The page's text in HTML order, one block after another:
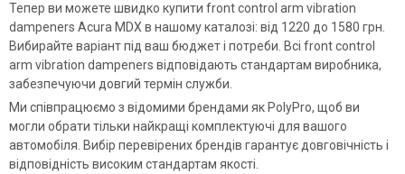
Тепер ви можете швидко купити front control arm vibration
dampeners Acura MDX в нашому каталозі: від 1220 до 1580 грн.
Вибирайте варіант під ваш бюджет і потреби. Всі front control
arm vibration dampeners відповідають стандартам виробника,
забезпечуючи довгий термін служби.
Ми співпрацюємо з відомими брендами як PolyPro, щоб ви
могли обрати тільки найкращі комплектуючі для вашого
автомобіля. Вибір перевірених брендів гарантує довговічність і
відповідність високим стандартам якості.